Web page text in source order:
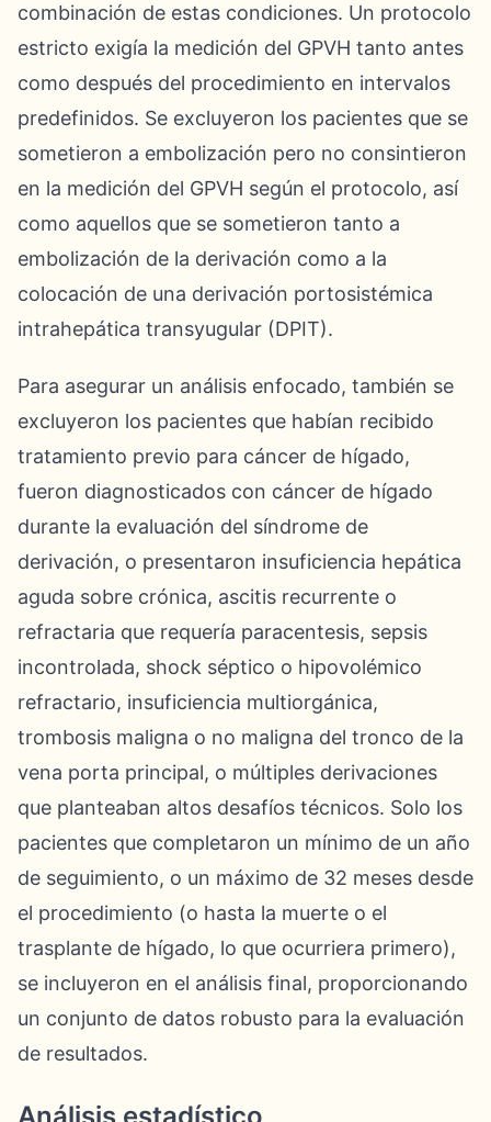
combinación de estas condiciones. Un protocolo
estricto exigía la medición del GPVH tanto antes
como después del procedimiento en intervalos
predefinidos. Se excluyeron los pacientes que se
sometieron a embolización pero no consintieron
en la medición del GPVH según el protocolo, así
como aquellos que se sometieron tanto a
embolización de la derivación como a la
colocación de una derivación portosistémica
intrahepática transyugular (DPIT).
Para asegurar un análisis enfocado, también se
excluyeron los pacientes que habían recibido
tratamiento previo para cáncer de hígado,
fueron diagnosticados con cáncer de hígado
durante la evaluación del síndrome de
derivación, o presentaron insuficiencia hepática
aguda sobre crónica, ascitis recurrente o
refractaria que requería paracentesis, sepsis
incontrolada, shock séptico o hipovolémico
refractario, insuficiencia multiorgánica,
trombosis maligna o no maligna del tronco de la
vena porta principal, o múltiples derivaciones
que planteaban altos desafíos técnicos. Solo los
pacientes que completaron un mínimo de un año
de seguimiento, o un máximo de 32 meses desde
el procedimiento (o hasta la muerte o el
trasplante de hígado, lo que ocurriera primero),
se incluyeron en el análisis final, proporcionando
un conjunto de datos robusto para la evaluación
de resultados.